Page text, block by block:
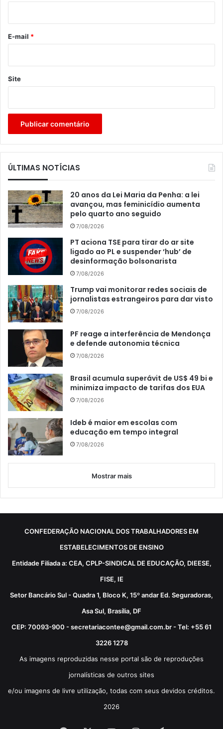
*
E-mail *
Site
ÚLTIMAS NOTÍCIAS
20 anos da Lei Maria da Penha: a lei
avançou, mas feminicídio aumenta
pelo quarto ano seguido
7/08/2026
PT aciona TSE para tirar do ar site
ligado ao PL e suspender ‘hub’ de
desinformação bolsonarista
7/08/2026
Trump vai monitorar redes sociais de
jornalistas estrangeiros para dar visto
7/08/2026
PF reage a interferência de Mendonça
e defende autonomia técnica
7/08/2026
Brasil acumula superávit de US$ 49 bi e
minimiza impacto de tarifas dos EUA
7/08/2026
Ideb é maior em escolas com
educação em tempo integral
7/08/2026
Mostrar mais
CONFEDERAÇÃO NACIONAL DOS TRABALHADORES EM
ESTABELECIMENTOS DE ENSINO
Entidade Filiada a: CEA, CPLP-SINDICAL DE EDUCAÇÃO, DIEESE,
FISE, IE
Setor Bancário Sul - Quadra 1, Bloco K, 15º andar Ed. Seguradoras,
Asa Sul, Brasília, DF
CEP: 70093-900 - secretariacontee@gmail.com.br - Tel: +55 61
3226 1278
As imagens reproduzidas nesse portal são de reproduções
jornalísticas de outros sites
e/ou imagens de livre utilização, todas com seus devidos créditos.
2026